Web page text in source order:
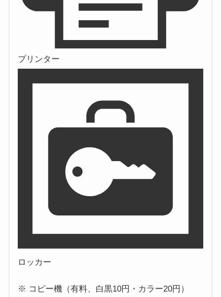
プリンター
ロッカー
※ コピー機（有料、白黒10円・カラー20円）